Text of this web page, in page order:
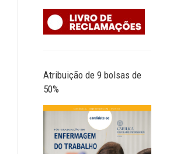
Atribuição de 9 bolsas de
50%